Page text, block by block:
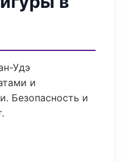
Удэ
и
Безопасность и